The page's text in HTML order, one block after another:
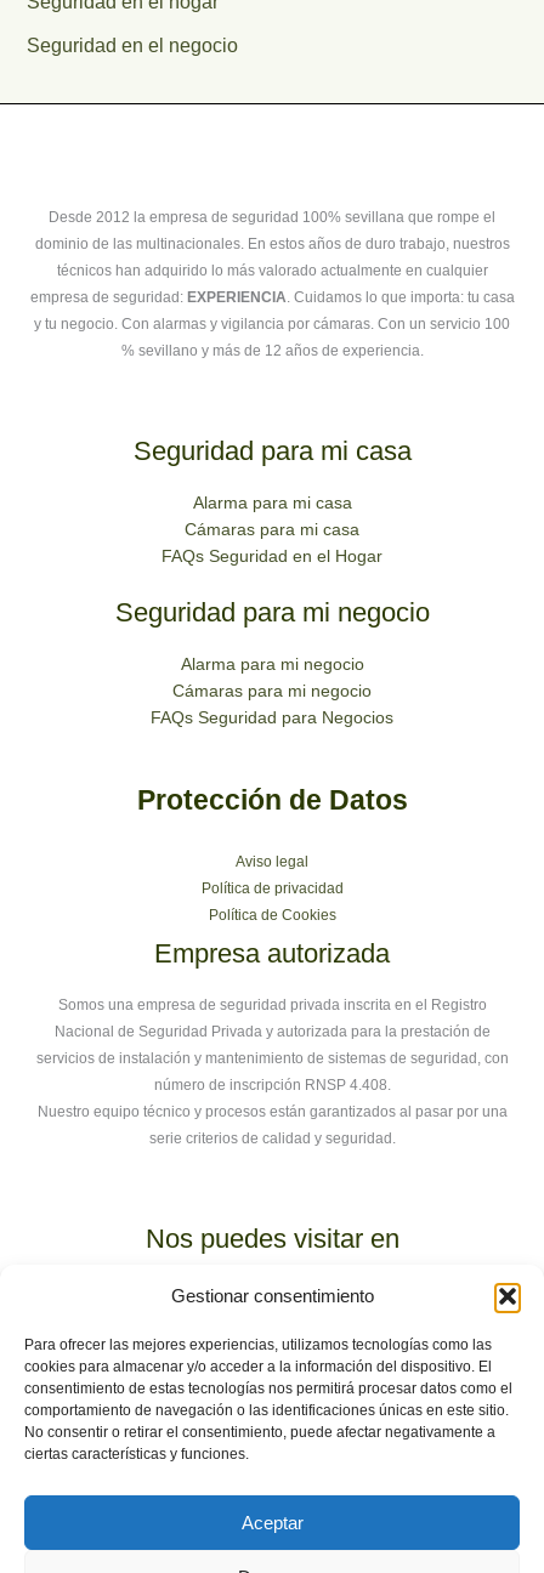
Gestionar consentimiento
Para ofrecer las mejores experiencias, utilizamos tecnologías como las
cookies para almacenar y/o acceder a la información del dispositivo. El
consentimiento de estas tecnologías nos permitirá procesar datos como el
comportamiento de navegación o las identificaciones únicas en este sitio.
No consentir o retirar el consentimiento, puede afectar negativamente a
ciertas características y funciones.
Aceptar
Seguridad en el negocio
Desde 2012 la empresa de seguridad 100% sevillana que rompe el
dominio de las multinacionales. En estos años de duro trabajo, nuestros
técnicos han adquirido lo más valorado actualmente en cualquier
empresa de seguridad: EXPERIENCIA . Cuidamos lo que importa: tu casa
y tu negocio. Con alarmas y vigilancia por cámaras. Con un servicio 100
% sevillano y más de 12 años de experiencia.
Seguridad para mi casa
Alarma para mi casa
Cámaras para mi casa
FAQs Seguridad en el Hogar
Seguridad para mi negocio
Alarma para mi negocio
Cámaras para mi negocio
FAQs Seguridad para Negocios
Protección de Datos
Aviso legal
Política de privacidad
Política de Cookies
Empresa autorizada
Somos una empresa de seguridad privada inscrita en el Registro
Nacional de Seguridad Privada y autorizada para la prestación de
servicios de instalación y mantenimiento de sistemas de seguridad, con
número de inscripción RNSP 4.408.
Nuestro equipo técnico y procesos están garantizados al pasar por una
serie criterios de calidad y seguridad.
Nos puedes visitar en
C. Rodio, 35, Norte, 41007 Sevilla. Polígono Calonge.
Somos la única empresa 100% sevillana con instalaciones
propias. Un sitio físico donde venir si tienes algún problema o
duda.
Aunque si prefieres puedes llamarnos al